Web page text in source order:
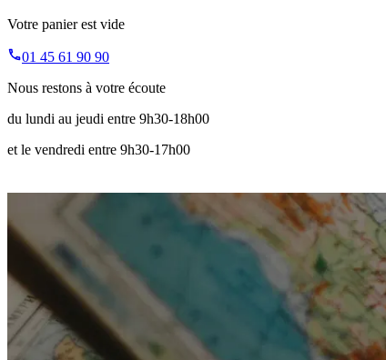
Votre panier est vide
01 45 61 90 90
Nous restons à votre écoute
du lundi au jeudi entre 9h30-18h00
et le vendredi entre 9h30-17h00